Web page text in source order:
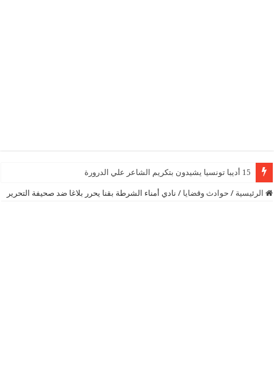
15 أديبا تونسيا يشيدون بتكريم الشاعر علي الدرورة
الرئيسية / حوادث وقضايا / نادي أمناء الشرطة بقنا يحرر بلاغا ضد صحيفة التحرير